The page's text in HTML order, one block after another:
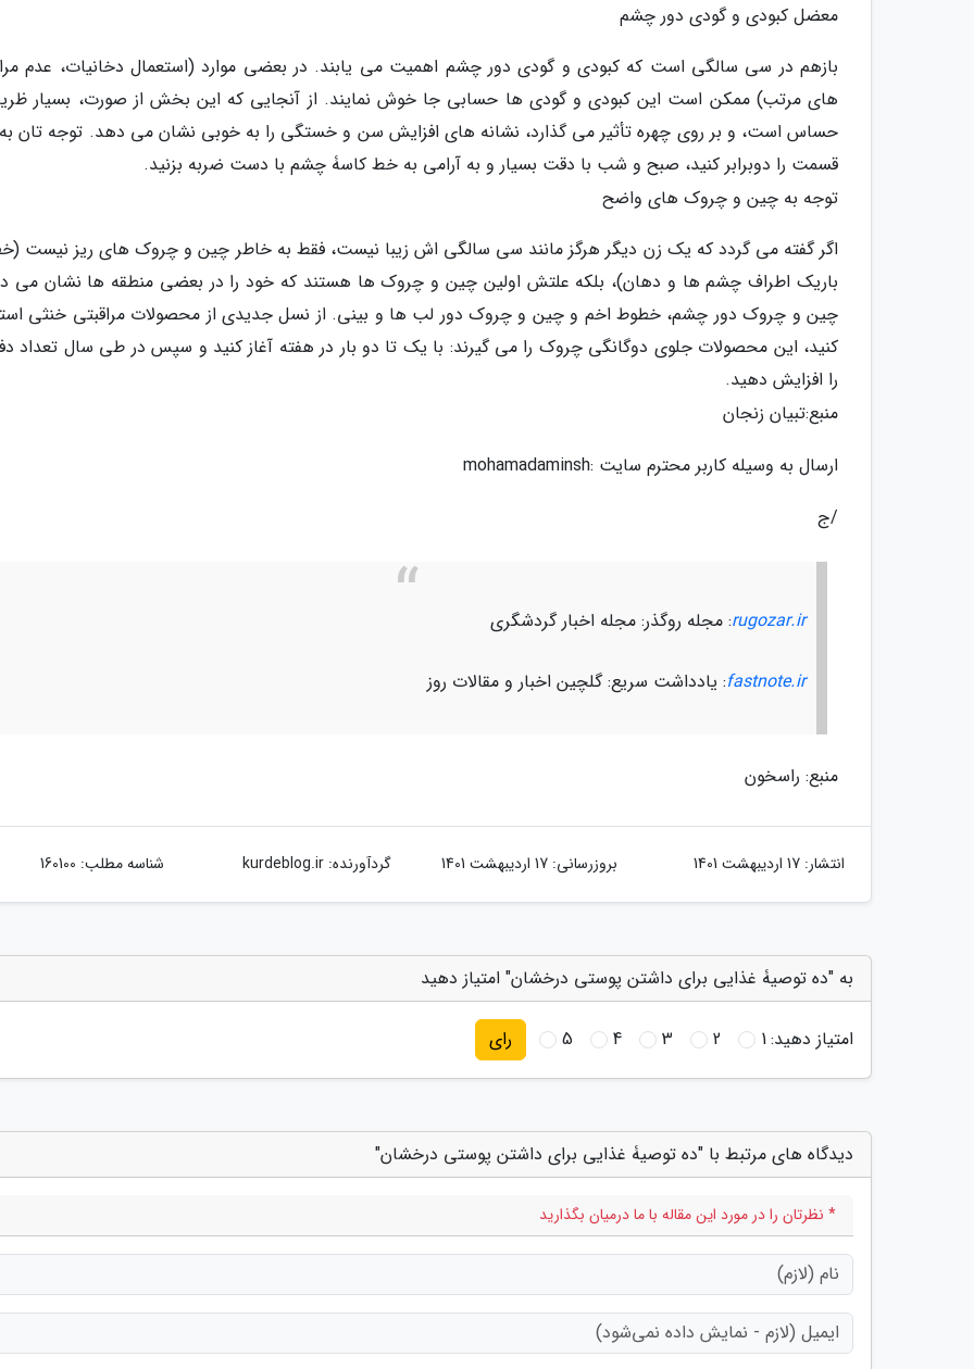
معضل کبودی و گودی دور چشم
بازهم در سی سالگی است که کبودی و گودی دور چشم اهمیت می یابند. در بعضی موارد (استعمال دخانیات، عدم
های مرتب) ممکن است این کبودی و گودی ها حسابی جا خوش نمایند. از آنجایی که این بخش از صورت، بسیار
حساس است، و بر روی چهره تأثیر می گذارد، نشانه های افزایش سن و خستگی را به خوبی نشان می دهد. توجه تان
قسمت را دوبرابر کنید، صبح و شب با دقت بسیار و به آرامی به خط کاسۀ چشم با دست ضربه بزنید.
توجه به چین و چروک های واضح
اگر گفته می گردد که یک زن دیگر هرگز مانند سی سالگی اش زیبا نیست، فقط به خاطر چین و چروک های ریز نیست
باریک اطراف چشم ها و دهان)، بلکه علتش اولین چین و چروک ها هستند که خود را در بعضی منطقه ها نشان می
چین و چروک دور چشم، خطوط اخم و چین و چروک دور لب ها و بینی. از نسل جدیدی از محصولات مراقبتی خنثی
کنید، این محصولات جلوی دوگانگی چروک را می گیرند: با یک تا دو بار در هفته آغاز کنید و سپس در طی سال تعداد
را افزایش دهید.
منبع:تبیان زنجان
ارسال به وسیله کاربر محترم سایت :mohamadaminsh
/ج
rugozar.ir: مجله روگذر: مجله اخبار گردشگری
fastnote.ir: یادداشت سریع: گلچین اخبار و مقالات روز
منبع: راسخون
انتشار: 17 اردیبهشت 1401 بروزرسانی: 17 اردیبهشت 1401 گردآورنده:kurdeblog.ir شناسه مطلب: 160100
به "ده توصیۀ غذایی برای داشتن پوستی درخشان" امتیاز دهید
امتیاز دهید:1
2
3
4
5 رای
دیدگاه های مرتبط با "ده توصیۀ غذایی برای داشتن پوستی درخشان"
* نظرتان را در مورد این مقاله با ما درمیان بگذارید